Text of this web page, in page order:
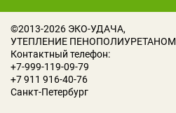
©2013-2026 ЭКО-УДАЧА,
УТЕПЛЕНИЕ ПЕНОПОЛИУРЕТАНОМ
Контактный телефон:
+7-999-119-09-79
+7 911 916-40-76
Санкт-Петербург